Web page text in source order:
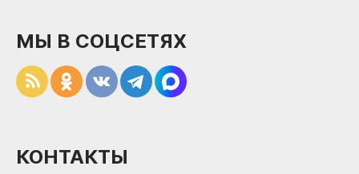
МЫ В СОЦСЕТЯХ
КОНТАКТЫ